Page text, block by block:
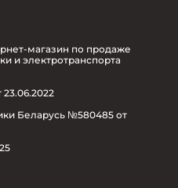
магазин по продаже
и электротранспорта
23.06.2022
Беларусь №580485 от